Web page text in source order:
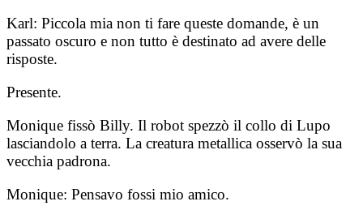
Karl: Piccola mia non ti fare queste domande, è un
passato oscuro e non tutto è destinato ad avere delle
risposte.
Presente.
Monique fissò Billy. Il robot spezzò il collo di Lupo
lasciandolo a terra. La creatura metallica osservò la sua
vecchia padrona.
Monique: Pensavo fossi mio amico.